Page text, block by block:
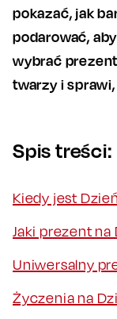
pokazać, jak
podarować,
wybrać
twarzy i
Spis treści:
Kiedy jest
Jaki prezent na
Uniwersalny
Życzenia na